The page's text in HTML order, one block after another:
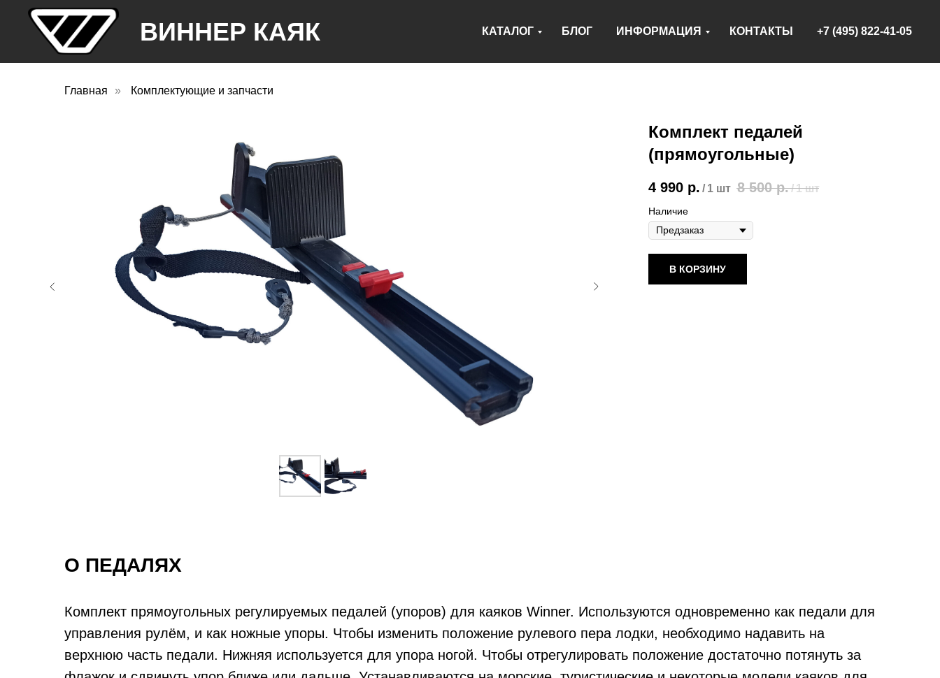
КАТАЛОГ БЛОГ ИНФОРМАЦИЯ КОНТАКТЫ +7 (495) 822-41-05
ВИННЕР КАЯК
Главная » Комплектующие и запчасти
Комплект педалей
(прямоугольные)
4 990 р. / 1 шт 8 500 р./1 шт
Наличие
В КОРЗИНУ
О ПЕДАЛЯХ
Комплект прямоугольных регулируемых педалей (упоров) для каяков Winner. Используются одновременно как педали для
управления рулём, и как ножные упоры. Чтобы изменить положение рулевого пера лодки, необходимо надавить на
верхнюю часть педали. Нижняя используется для упора ногой. Чтобы отрегулировать положение достаточно потянуть за